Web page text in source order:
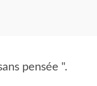
pensée ".